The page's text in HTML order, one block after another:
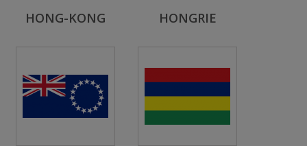
HONG-KONG HONGRIE